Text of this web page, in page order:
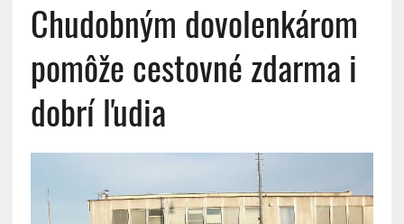
Chudobným dovolenkárom
pomôže cestovné zdarma i
dobrí ľudia